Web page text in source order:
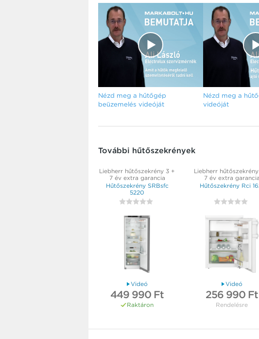
Nézd meg a hűtőgép
beüzemelés videóját
Nézd meg a
videóját
További hűtőszekrények
Liebherr hűtőszekrény 3 +
7 év extra garancia
Hűtőszekrény SRBsfc
5220
Videó
449 990 Ft
Raktáron
Liebherr
7 év extra garancia
Hűtőszekrény Rci
Videó
256 990 Ft
Rendelésre